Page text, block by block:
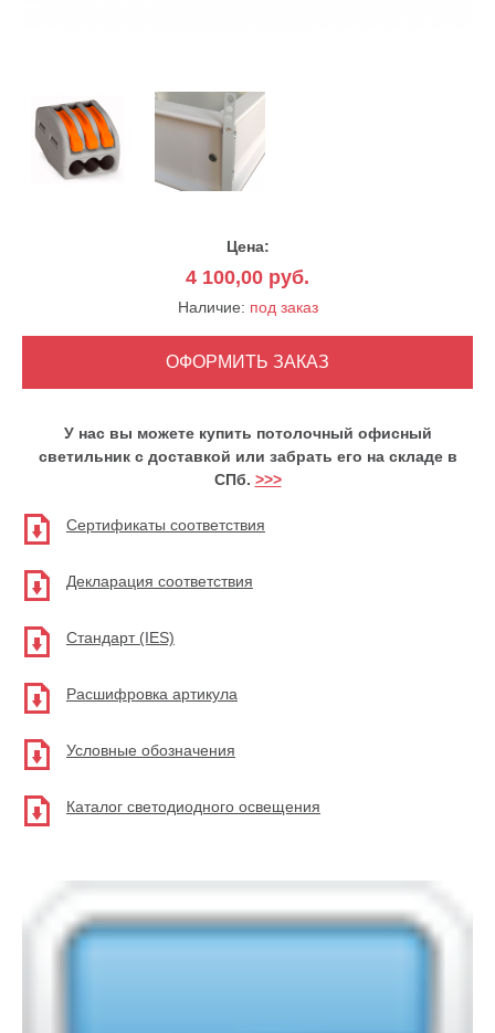
Цена:
4 100,00 руб.
Наличие: под заказ
У нас вы можете купить потолочный офисный
светильник с доставкой или забрать его на складе в
СПб. >>>
Сертификаты соответствия
Декларация соответствия
Стандарт (IES)
Расшифровка артикула
Условные обозначения
Каталог светодиодного освещения